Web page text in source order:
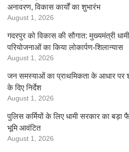
अनावरण, विकास कार्यों का शुभारंभ
August 1, 2026
गदरपुर को विकास की सौगात: मुख्यमंत्री
परियोजनाओं का किया लोकार्पण-शिलान्यास
August 1, 2026
जन समस्याओं का प्राथमिकता के आधार पर
के दिए निर्देश
August 1, 2026
पुलिस कर्मियों के लिए धामी सरकार का बड़ा
भूमि आवंटित
August 1, 2026